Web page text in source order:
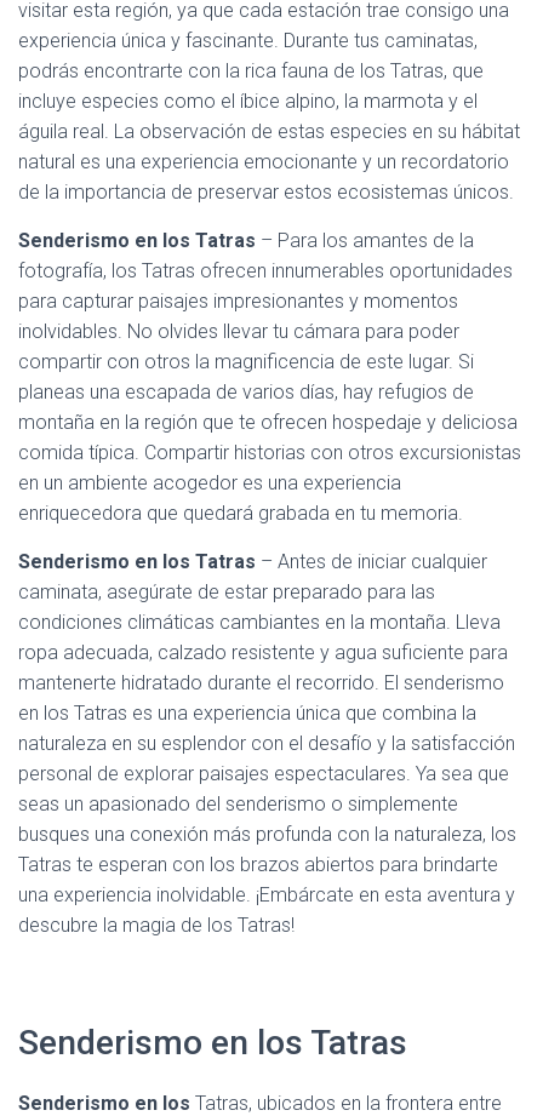
visitar esta región, ya que cada estación trae consigo una
experiencia única y fascinante. Durante tus caminatas,
podrás encontrarte con la rica fauna de los Tatras, que
incluye especies como el íbice alpino, la marmota y el
águila real. La observación de estas especies en su hábitat
natural es una experiencia emocionante y un recordatorio
de la importancia de preservar estos ecosistemas únicos.
Senderismo en los Tatras – Para los amantes de la
fotografía, los Tatras ofrecen innumerables oportunidades
para capturar paisajes impresionantes y momentos
inolvidables. No olvides llevar tu cámara para poder
compartir con otros la magnificencia de este lugar. Si
planeas una escapada de varios días, hay refugios de
montaña en la región que te ofrecen hospedaje y deliciosa
comida típica. Compartir historias con otros excursionistas
en un ambiente acogedor es una experiencia
enriquecedora que quedará grabada en tu memoria.
Senderismo en los Tatras – Antes de iniciar cualquier
caminata, asegúrate de estar preparado para las
condiciones climáticas cambiantes en la montaña. Lleva
ropa adecuada, calzado resistente y agua suficiente para
mantenerte hidratado durante el recorrido. El senderismo
en los Tatras es una experiencia única que combina la
naturaleza en su esplendor con el desafío y la satisfacción
personal de explorar paisajes espectaculares. Ya sea que
seas un apasionado del senderismo o simplemente
busques una conexión más profunda con la naturaleza, los
Tatras te esperan con los brazos abiertos para brindarte
una experiencia inolvidable. ¡Embárcate en esta aventura y
descubre la magia de los Tatras!
Senderismo en los Tatras
Senderismo en los Tatras, ubicados en la frontera entre